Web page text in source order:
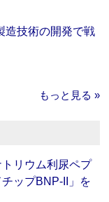
造技術の開発で戦
もっと見る »
トリウム利尿ペプ
ップBNP-II」を